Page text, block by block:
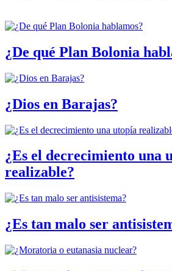
¿De qué Plan Bolonia
¿Dios en Barajas?
¿Es el decrecimiento una
realizable?
¿Es tan malo ser